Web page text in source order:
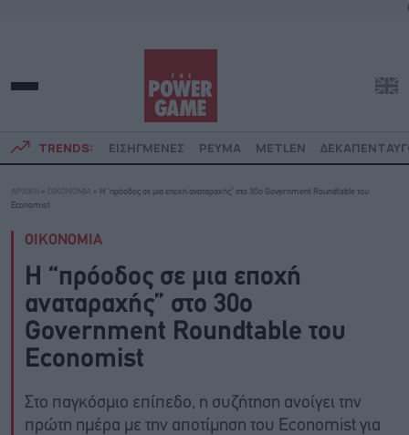
TRENDS: ΕΙΣΗΓΜΕΝΕΣ ΡΕΥΜΑ METLEN
ΑΡΧΙΚΗ » ΟΙΚΟΝΟΜΙΑ » H “πρόοδος σε μια εποχή αναταραχής” στο 30ο Government Roundtable του
Economist
ΟΙΚΟΝΟΜΙΑ
H “πρόοδος σε μια εποχή
αναταραχής” στο 30ο
Government Roundtable του
Economist
Στο παγκόσμιο επίπεδο, η συζήτηση ανοίγει την
πρώτη ημέρα με την αποτίμηση του Economist για